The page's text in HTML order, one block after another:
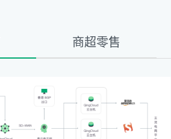
商超零售